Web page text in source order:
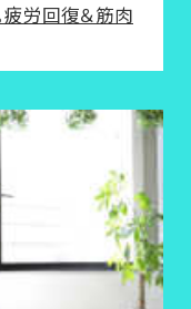
疲労回復＆筋肉